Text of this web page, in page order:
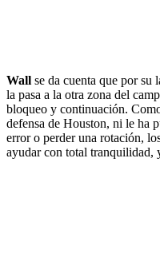
Wall se da cuenta que por su
la pasa a la otra zona del
bloqueo y continuación.
defensa de Houston, ni le ha
error o perder una rotación,
ayudar con total tranquilidad,